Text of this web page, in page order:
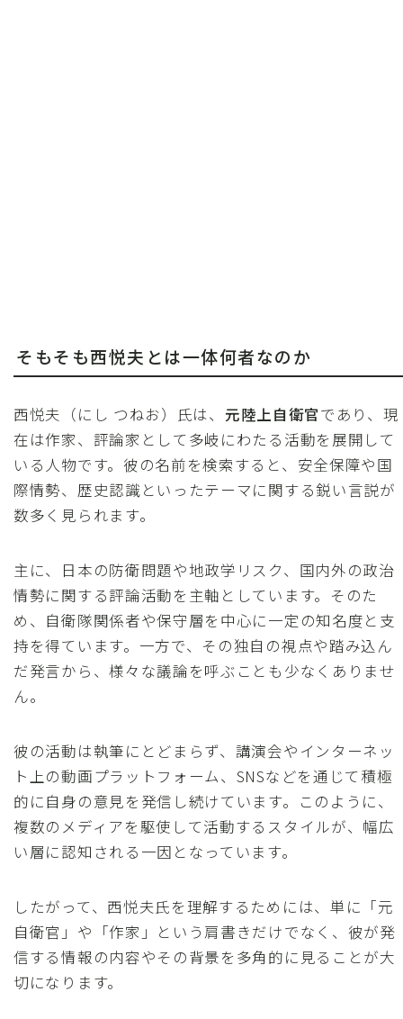
そもそも西悦夫とは一体何者なのか
西悦夫（にし つねお）氏は、 元陸上自衛官であり、現
在は作家、評論家として多岐にわたる活動を展開して
いる人物です。彼の名前を検索すると、安全保障や国
際情勢、歴史認識といったテーマに関する鋭い言説が
数多く見られます。
主に、日本の防衛問題や地政学リスク、国内外の政治
情勢に関する評論活動を主軸としています。そのた
め、自衛隊関係者や保守層を中心に一定の知名度と支
持を得ています。一方で、その独自の視点や踏み込ん
だ発言から、様々な議論を呼ぶことも少なくありませ
ん。
彼の活動は執筆にとどまらず、講演会やインターネッ
ト上の動画プラットフォーム、SNSなどを通じて積極
的に自身の意見を発信し続けています。このように、
複数のメディアを駆使して活動するスタイルが、幅広
い層に認知される一因となっています。
したがって、西悦夫氏を理解するためには、単に「元
自衛官」や「作家」という肩書きだけでなく、彼が発
信する情報の内容やその背景を多角的に見ることが大
切になります。